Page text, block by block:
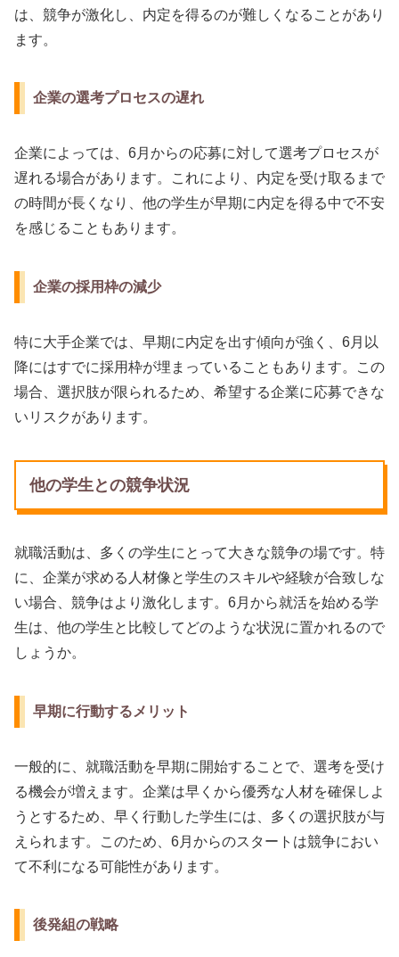
は、競争が激化し、内定を得るのが難しくなることがあり
ます。
企業の選考プロセスの遅れ
企業によっては、6月からの応募に対して選考プロセスが
遅れる場合があります。これにより、内定を受け取るまで
の時間が長くなり、他の学生が早期に内定を得る中で不安
を感じることもあります。
企業の採用枠の減少
特に大手企業では、早期に内定を出す傾向が強く、6月以
降にはすでに採用枠が埋まっていることもあります。この
場合、選択肢が限られるため、希望する企業に応募できな
いリスクがあります。
他の学生との競争状況
就職活動は、多くの学生にとって大きな競争の場です。特
に、企業が求める人材像と学生のスキルや経験が合致しな
い場合、競争はより激化します。6月から就活を始める学
生は、他の学生と比較してどのような状況に置かれるので
しょうか。
早期に行動するメリット
一般的に、就職活動を早期に開始することで、選考を受け
る機会が増えます。企業は早くから優秀な人材を確保しよ
うとするため、早く行動した学生には、多くの選択肢が与
えられます。このため、6月からのスタートは競争におい
て不利になる可能性があります。
後発組の戦略